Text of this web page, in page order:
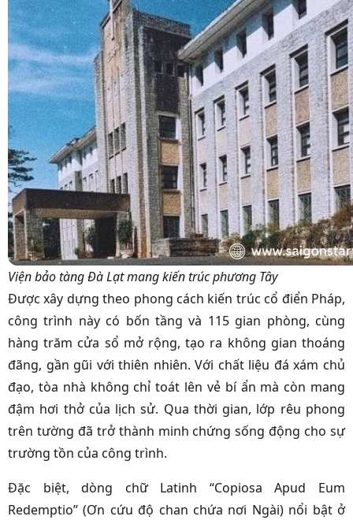
Viện bảo tàng Đà Lạt mang kiến trúc phương Tây
Được xây dựng theo phong cách kiến trúc cổ điển Pháp,
công trình này có bốn tầng và 115 gian phòng, cùng
hàng trăm cửa sổ mở rộng, tạo ra không gian thoáng
đãng, gần gũi với thiên nhiên. Với chất liệu đá xám chủ
đạo, tòa nhà không chỉ toát lên vẻ bí ẩn mà còn mang
đậm hơi thở của lịch sử. Qua thời gian, lớp rêu phong
trên tường đã trở thành minh chứng sống động cho sự
trường tồn của công trình.
Đặc biệt, dòng chữ Latinh “Copiosa Apud Eum
Redemptio” (Ơn cứu độ chan chứa nơi Ngài) nổi bật ở